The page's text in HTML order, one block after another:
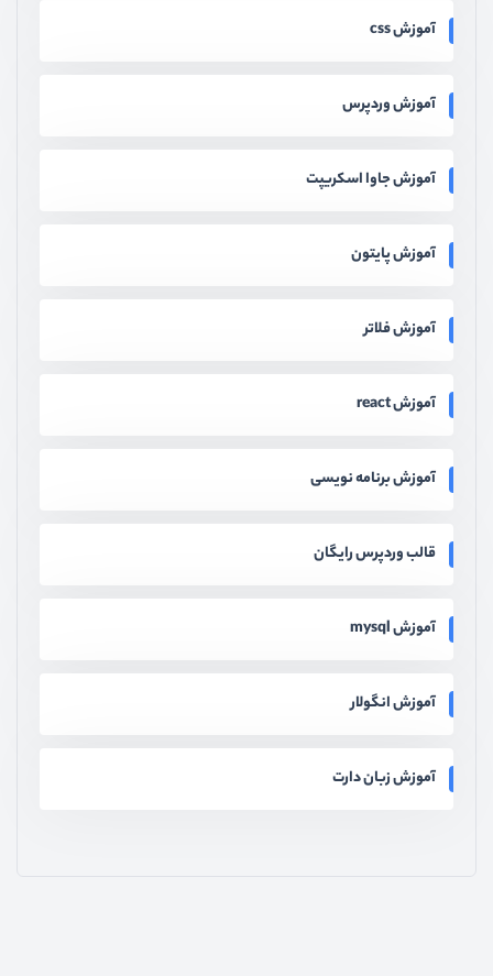
آموزش css
آموزش وردپرس
آموزش جاوا اسکریپت
آموزش پایتون
آموزش فلاتر
آموزش react
آموزش برنامه نویسی
قالب وردپرس رایگان
آموزش mysql
آموزش انگولار
آموزش زبان دارت